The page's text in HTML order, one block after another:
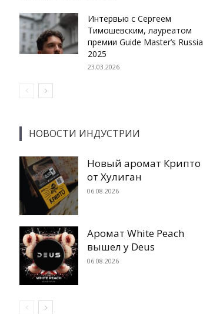
Интервью с Сергеем
Тимошевским, лауреатом
премии Guide Master’s Russia
2025
23.03.2026
НОВОСТИ ИНДУСТРИИ
Новый аромат Крипто
от Хулиган
06.08.2026
Аромат White Peach
вышел у Deus
06.08.2026